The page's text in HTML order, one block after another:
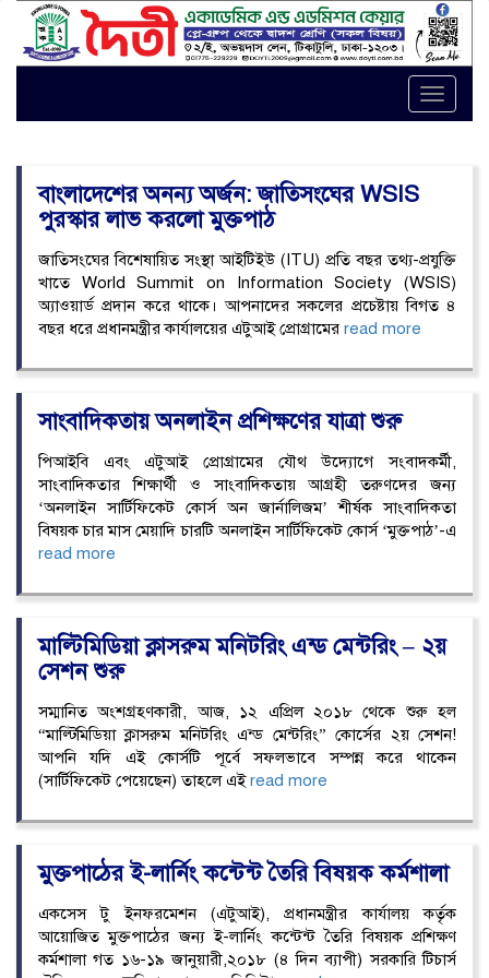
Toggle
বাংলাদেশের অনন্য অর্জন: জাতিসংঘের WSIS
পুরস্কার লাভ করলো মুক্তপাঠ
জাতিসংঘের বিশেষায়িত সংস্থা আইটিইউ (ITU) প্রতি বছর তথ্য-প্রযুক্তি
খাতে World Summit on Information Society (WSIS)
অ্যাওয়ার্ড প্রদান করে থাকে। আপনাদের সকলের প্রচেষ্টায় বিগত ৪
বছর ধরে প্রধানমন্ত্রীর কার্যালয়ের এটুআই প্রোগ্রামের read more
সাংবাদিকতায় অনলাইন প্রশিক্ষণের যাত্রা শুরু
পিআইবি এবং এটুআই প্রোগ্রামের যৌথ উদ্যোগে সংবাদকর্মী,
সাংবাদিকতার শিক্ষার্থী ও সাংবাদিকতায় আগ্রহী তরুণদের জন্য
‘অনলাইন সার্টিফিকেট কোর্স অন জার্নালিজম’ শীর্ষক সাংবাদিকতা
বিষয়ক চার মাস মেয়াদি চারটি অনলাইন সার্টিফিকেট কোর্স ‘মুক্তপাঠ’-এ
read more
মাল্টিমিডিয়া ক্লাসরুম মনিটরিং এন্ড মেন্টরিং – ২য়
সেশন শুরু
সম্মানিত অংশগ্রহণকারী, আজ, ১২ এপ্রিল ২০১৮ থেকে শুরু হল
“মাল্টিমিডিয়া ক্লাসরুম মনিটরিং এন্ড মেন্টরিং” কোর্সের ২য় সেশন!
আপনি যদি এই কোর্সটি পূর্বে সফলভাবে সম্পন্ন করে থাকেন
(সার্টিফিকেট পেয়েছেন) তাহলে এইread more
মুক্তপাঠের ই-লার্নিং কন্টেন্ট তৈরি বিষয়ক কর্মশালা
একসেস টু ইনফরমেশন (এটুআই), প্রধানমন্ত্রীর কার্যালয় কর্তৃক
আয়োজিত মুক্তপাঠের জন্য ই-লার্নিং কন্টেন্ট তৈরি বিষয়ক প্রশিক্ষণ
কর্মশালা গত ১৬-১৯ জানুয়ারী,২০১৮ (৪ দিন ব্যাপী) সরকারি টিচার্স